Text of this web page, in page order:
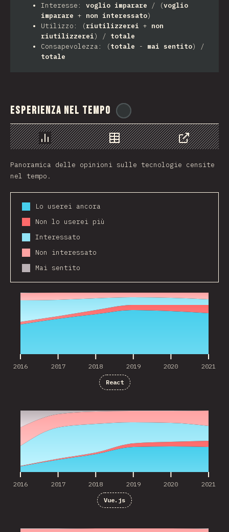
Interesse: voglio imparare / (voglio
imparare + non interessato)
Utilizzo: (riutilizzerei + non
riutilizzerei) / totale
Consapevolezza: (totale - mai sentito) /
totale
Esperienza nel tempo
Grafico Dati
Condividere
Panoramica delle opinioni sulle tecnologie censite
nel tempo.
Lo userei ancora
Non lo userei più
Interessato
Non interessato
Mai sentito
2016 2017 2018 2019 2020 2021
2016 2017 2018 2019 2020 2021
React
2016 2017 2018 2019 2020 2021
Vue.js